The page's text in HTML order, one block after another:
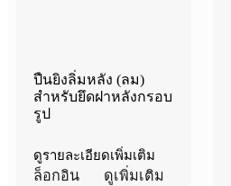
ปืนยิงลิ่มหลัง (ลม)
สำหรับยึดฝาหลังกรอบ
รูป
ดูรายละเอียดเพิ่มเติม
ล็อกอิน ดูเพิ่มเติม